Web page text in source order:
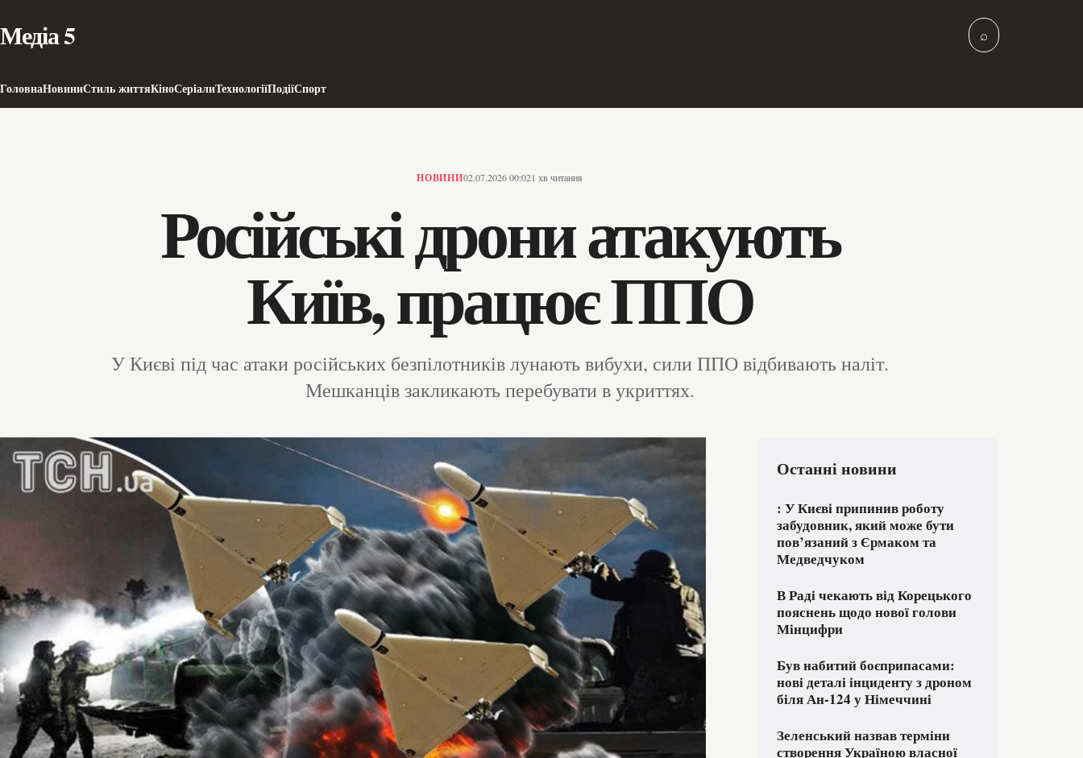
Медіа 5 ⌕
ГоловнаНовиниСтиль життяКіноСеріалиТехнологіїПодіїСпорт
НОВИНИ02.07.2026 00:021 хв читання
Російські дрони атакують
Київ, працює ППО
У Києві під час атаки російських безпілотників лунають вибухи, сили ППО відбивають наліт.
Мешканців закликають перебувати в укриттях.
Останні новини
: У Києві припинив роботу
забудовник, який може бути
пов’язаний з Єрмаком та
Медведчуком
В Раді чекають від Корецького
пояснень щодо нової голови
Мінцифри
Був набитий боєприпасами:
нові деталі інциденту з дроном
біля Ан-124 у Німеччині
Зеленський назвав терміни
створення Україною власної